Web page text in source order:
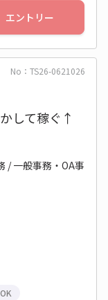
エントリー
No：TS26-0621026
して稼ぐ↑
/ 一般事務・OA事